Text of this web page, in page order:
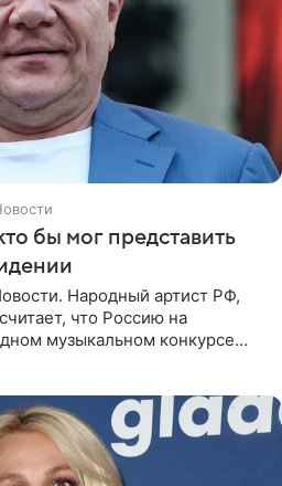
бы мог представить
Народный артист РФ,
что Россию на
музыкальном конкурсе